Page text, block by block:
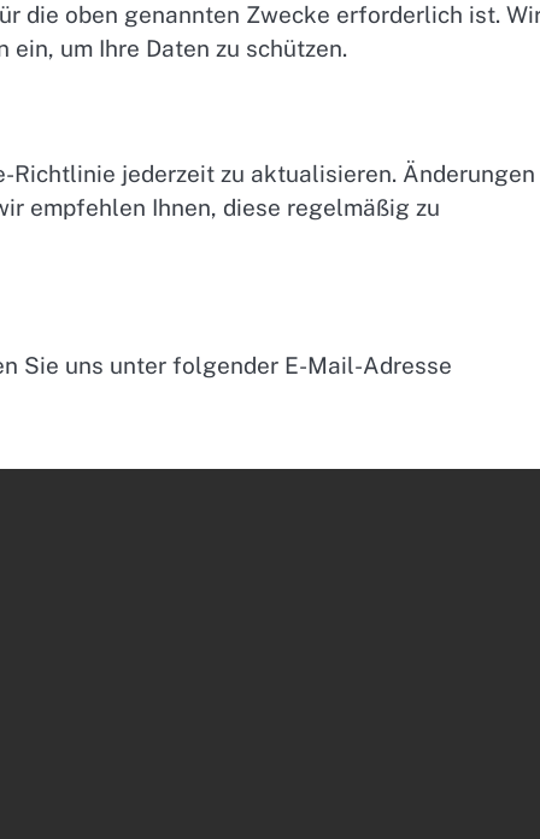
die oben genannten Zwecke erforderlich ist.
um Ihre Daten zu schützen.
Richtlinie jederzeit zu aktualisieren. Änderungen
empfehlen Ihnen, diese regelmäßig zu
Sie uns unter folgender E-Mail-Adresse